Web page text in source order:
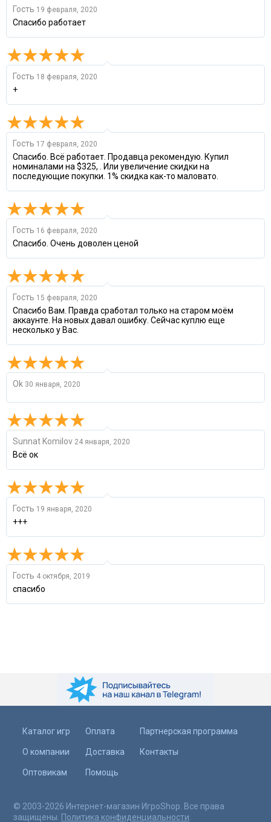
Гость 19 февраля, 2020
Спасибо работает
Гость 18 февраля, 2020
+
Гость 17 февраля, 2020
Спасибо. Всё работает. Продавца рекомендую. Купил
номиналами на $325, . Или увеличение скидки на
последующие покупки. 1% скидка как-то маловато.
Гость 16 февраля, 2020
Спасибо. Очень доволен ценой
Гость 15 февраля, 2020
Спасибо Вам. Правда сработал только на старом моём
аккаунте. На новых давал ошибку. Сейчас куплю еще
несколько у Вас.
Ok 30 января, 2020
Sunnat Komilov 24 января, 2020
Всё ок
Гость 19 января, 2020
+++
Гость 4 октября, 2019
спасибо
Каталог игр
О компании
Оптовикам
Оплата
Доставка
Помощь
Партнерская программа
Контакты
© 2003-2026 Интернет-магазин ИгроShop. Все права
защищены. Политика конфиденциальности